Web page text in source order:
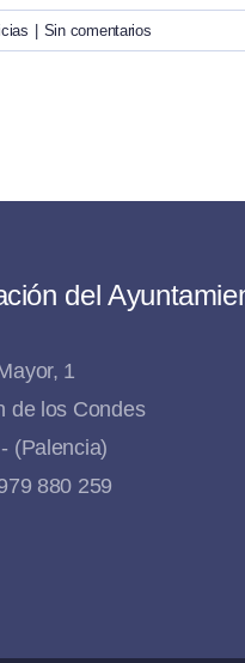
Sin comentarios
del
1
de los Condes
(Palencia)
880 259